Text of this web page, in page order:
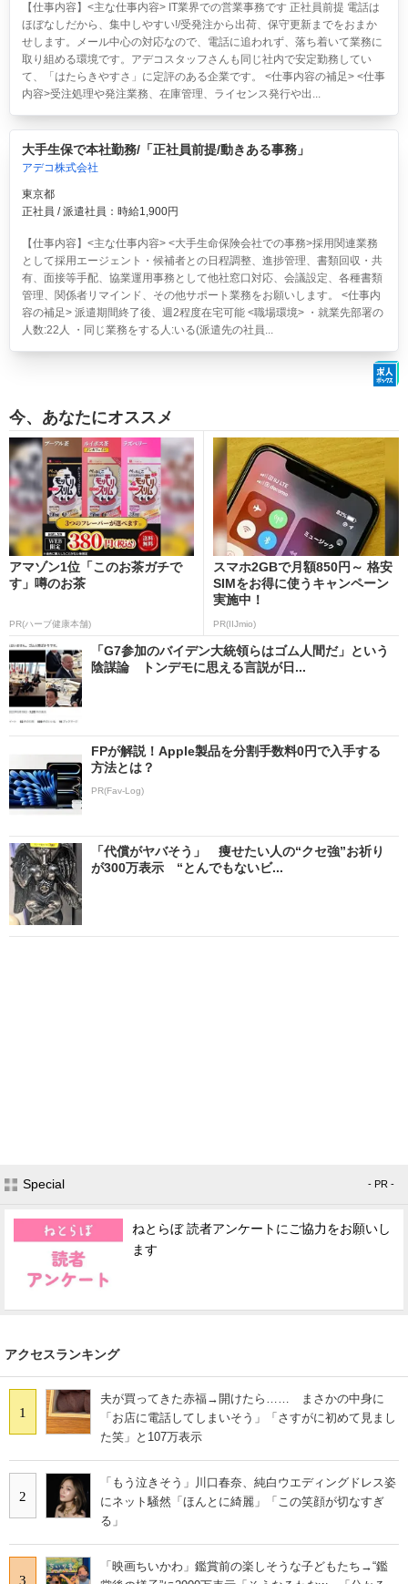
【仕事内容】<主な仕事内容> IT業界での営業事務です 正社員前提 電話は
ほぼなしだから、集中しやすい!/受発注から出荷、保守更新までをおまか
せします。メール中心の対応なので、電話に追われず、落ち着いて業務に
取り組める環境です。アデコスタッフさんも同じ社内で安定勤務してい
て、「はたらきやすさ」に定評のある企業です。 <仕事内容の補足> <仕事
内容>受注処理や発注業務、在庫管理、ライセンス発行や出...
大手生保で本社勤務/「正社員前提/動きある事務」
アデコ株式会社
東京都
正社員 / 派遣社員：時給1,900円
【仕事内容】<主な仕事内容> <大手生命保険会社での事務>採用関連業務
として採用エージェント・候補者との日程調整、進捗管理、書類回収・共
有、面接等手配、協業運用事務として他社窓口対応、会議設定、各種書類
管理、関係者リマインド、その他サポート業務をお願いします。 <仕事内
容の補足> 派遣期間終了後、週2程度在宅可能 <職場環境> ・就業先部署の
人数:22人 ・同じ業務をする人:いる(派遣先の社員...
今、あなたにオススメ
アマゾン1位「このお茶ガチで
す」噂のお茶
PR(ハーブ健康本舗)
スマホ2GBで月額850円～ 格安
SIMをお得に使うキャンペーン
実施中！
PR(IIJmio)
「G7参加のバイデン大統領らはゴム人間だ」という
陰謀論 トンデモに思える言説が日...
FPが解説！Apple製品を分割手数料0円で入手する
方法とは？
PR(Fav-Log)
「代償がヤバそう」 痩せたい人の“クセ強”お祈り
が300万表示 “とんでもないビ...
Special - PR -
ねとらぼ 読者アンケートにご協力をお願いし
ます
アクセスランキング
1
夫が買ってきた赤福→開けたら…… まさかの中身に
「お店に電話してしまいそう」「さすがに初めて見まし
た笑」と107万表示
2
「もう泣きそう」川口春奈、純白ウエディングドレス姿
にネット騒然「ほんとに綺麗」「この笑顔が切なすぎ
る」
3
「映画ちいかわ」鑑賞前の楽しそうな子どもたち→“鑑